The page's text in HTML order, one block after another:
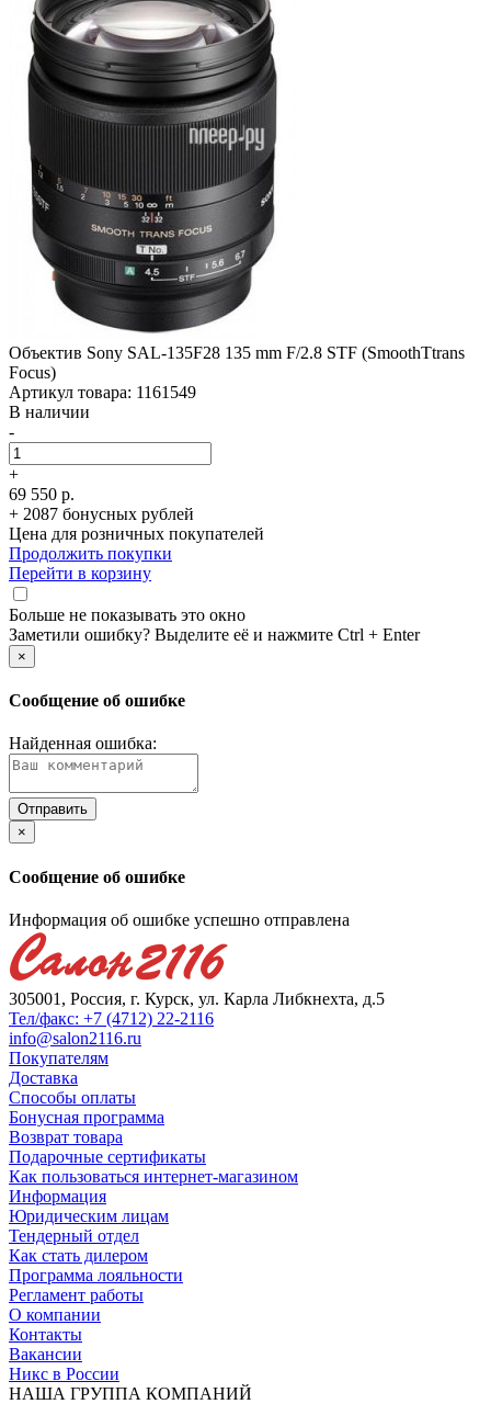
Объектив Sony SAL-135F28 135 mm F/­2.8 STF (SmoothTtrans
Focus)
Артикул товара: 1161549
В наличии
-
+
69 550 р.
+ 2087 бонусных рублей
Цена для розничных покупателей
Продолжить покупки
Перейти в корзину
Больше не показывать это окно
Заметили ошибку? Выделите её и нажмите Ctrl + Enter
×
Сообщение об ошибке
Найденная ошибка:
×
Сообщение об ошибке
Информация об ошибке успешно отправлена
305001, Россия, г. Курск, ул. Карла Либкнехта, д.5
Тел/факс: +7 (4712) 22-2116
info@salon2116.ru
Покупателям
Доставка
Способы оплаты
Бонусная программа
Возврат товара
Подарочные сертификаты
Как пользоваться интернет-магазином
Информация
Юридическим лицам
Тендерный отдел
Как стать дилером
Программа лояльности
Регламент работы
О компании
Контакты
Вакансии
Никс в России
НАША ГРУППА КОМПАНИЙ